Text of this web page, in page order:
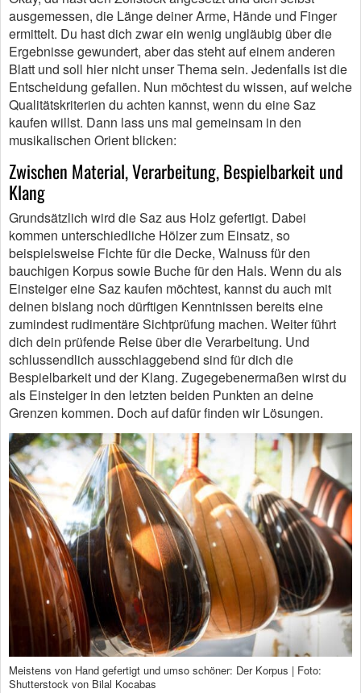
ausgemessen, die Länge deiner Arme, Hände und Finger
ermittelt. Du hast dich zwar ein wenig ungläubig über die
Ergebnisse gewundert, aber das steht auf einem anderen
Blatt und soll hier nicht unser Thema sein. Jedenfalls ist die
Entscheidung gefallen. Nun möchtest du wissen, auf welche
Qualitätskriterien du achten kannst, wenn du eine Saz
kaufen willst. Dann lass uns mal gemeinsam in den
musikalischen Orient blicken:
Zwischen Material, Verarbeitung, Bespielbarkeit und
Klang
Grundsätzlich wird die Saz aus Holz gefertigt. Dabei
kommen unterschiedliche Hölzer zum Einsatz, so
beispielsweise Fichte für die Decke, Walnuss für den
bauchigen Korpus sowie Buche für den Hals. Wenn du als
Einsteiger eine Saz kaufen möchtest, kannst du auch mit
deinen bislang noch dürftigen Kenntnissen bereits eine
zumindest rudimentäre Sichtprüfung machen. Weiter führt
dich dein prüfende Reise über die Verarbeitung. Und
schlussendlich ausschlaggebend sind für dich die
Bespielbarkeit und der Klang. Zugegebenermaßen wirst du
als Einsteiger in den letzten beiden Punkten an deine
Grenzen kommen. Doch auf dafür finden wir Lösungen.
Meistens von Hand gefertigt und umso schöner: Der Korpus | Foto:
Shutterstock von Bilal Kocabas